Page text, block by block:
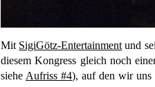
Mit SigiGötz-Entertainment und
diesem Kongress gleich noch
siehe Aufriss #4), auf den wir uns